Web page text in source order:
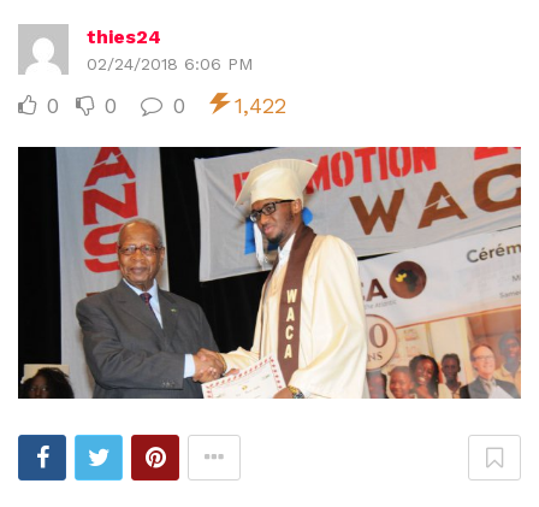
thies24
02/24/2018 6:06 PM
0 0 0 1,422